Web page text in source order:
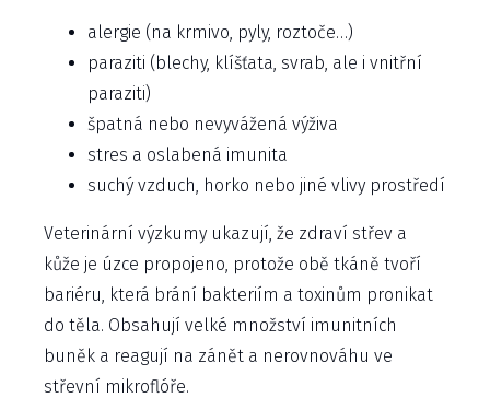
alergie (na krmivo, pyly, roztoče…)
paraziti (blechy, klíšťata, svrab, ale i vnitřní
paraziti)
špatná nebo nevyvážená výživa
stres a oslabená imunita
suchý vzduch, horko nebo jiné vlivy prostředí
Veterinární výzkumy ukazují, že zdraví střev a
kůže je úzce propojeno, protože obě tkáně tvoří
bariéru, která brání bakteriím a toxinům pronikat
do těla. Obsahují velké množství imunitních
buněk a reagují na zánět a nerovnováhu ve
střevní mikroflóře.